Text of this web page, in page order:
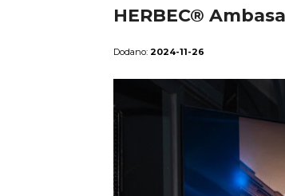
HERBEC®
2024-11-26